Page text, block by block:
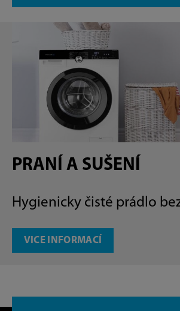
PRANÍ A SUŠENÍ
Hygienicky čisté prádlo
VICE INFORMACÍ